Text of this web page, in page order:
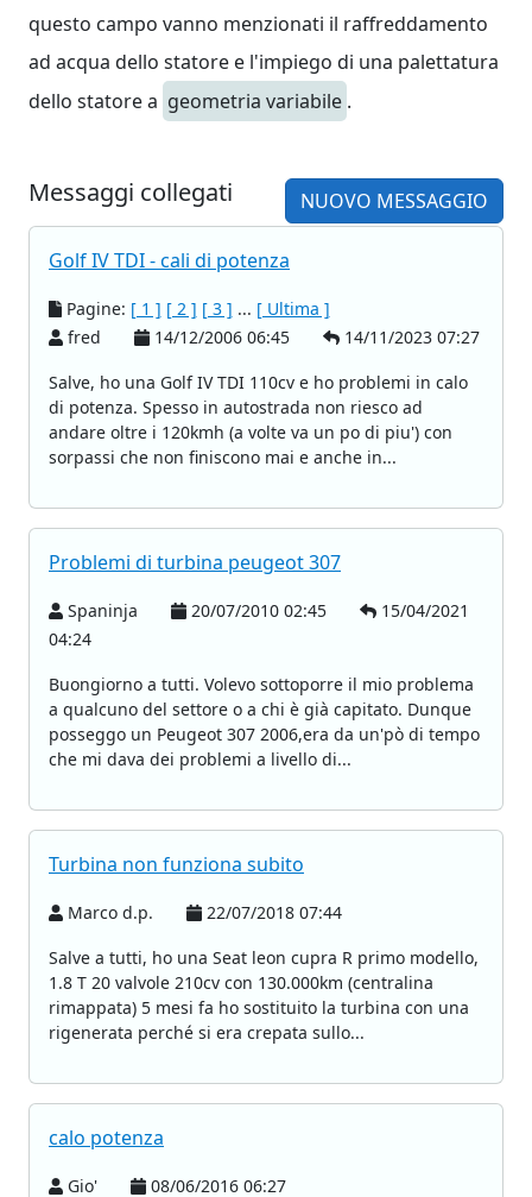
questo campo vanno menzionati il raffreddamento
ad acqua dello statore e l'impiego di una palettatura
dello statore a geometria variabile .
Messaggi collegati NUOVO MESSAGGIO
Golf IV TDI - cali di potenza
Pagine: [ 1 ] [ 2 ] [ 3 ] ... [ Ultima ]
fred
14/12/2006 06:45
14/11/2023 07:27
Salve, ho una Golf IV TDI 110cv e ho problemi in calo
di potenza. Spesso in autostrada non riesco ad
andare oltre i 120kmh (a volte va un po di piu') con
sorpassi che non finiscono mai e anche in...
Problemi di turbina peugeot 307
Spaninja 20/07/2010 02:45
15/04/2021
04:24
Buongiorno a tutti. Volevo sottoporre il mio problema
a qualcuno del settore o a chi è già capitato. Dunque
posseggo un Peugeot 307 2006,era da un'pò di tempo
che mi dava dei problemi a livello di...
Turbina non funziona subito
Marco d.p.
22/07/2018 07:44
Salve a tutti, ho una Seat leon cupra R primo modello,
1.8 T 20 valvole 210cv con 130.000km (centralina
rimappata) 5 mesi fa ho sostituito la turbina con una
rigenerata perché si era crepata sullo...
calo potenza
Gio'
08/06/2016 06:27